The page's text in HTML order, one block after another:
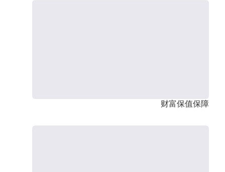
财富保值保障